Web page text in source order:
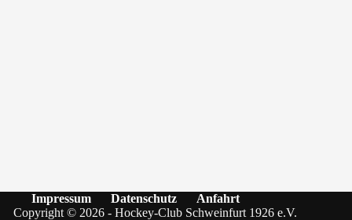
Impressum Datenschutz
Anfahrt
Copyright © 2026 - Hockey-Club Schweinfurt 1926 e.V.